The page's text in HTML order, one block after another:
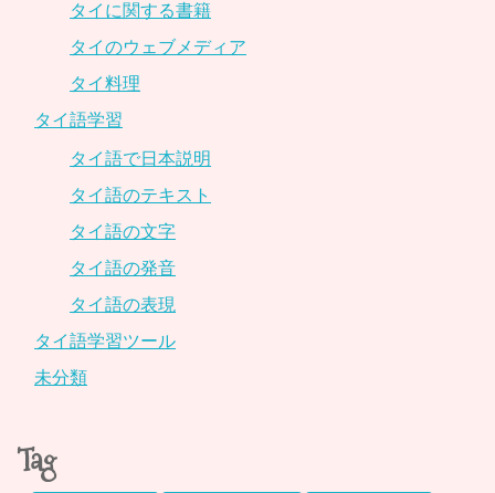
タイに関する書籍
タイのウェブメディア
タイ料理
タイ語学習
タイ語で日本説明
タイ語のテキスト
タイ語の文字
タイ語の発音
タイ語の表現
タイ語学習ツール
未分類
Tag